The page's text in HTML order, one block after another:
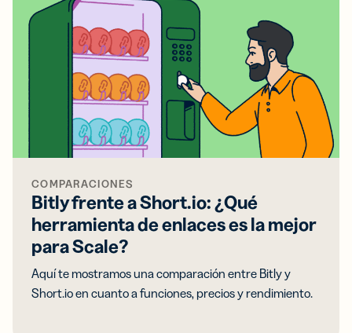
COMPARACIONES
Bitly frente a Short.io: ¿Qué
herramienta de enlaces es la mejor
para Scale?
Aquí te mostramos una comparación entre Bitly y
Short.io en cuanto a funciones, precios y rendimiento.